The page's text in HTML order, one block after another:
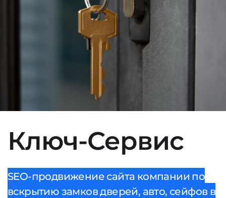
Ключ-Сервис
SEO-продвижение сайта компании по
вскрытию замков дверей, авто, сейфов в